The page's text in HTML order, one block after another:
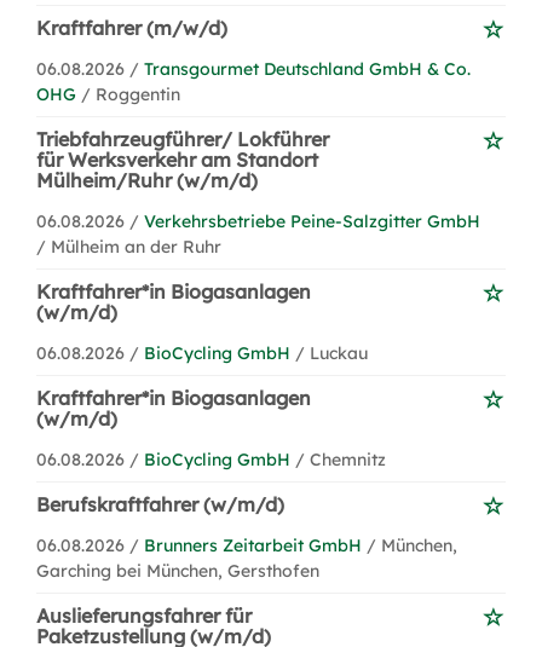
Kraftfahrer (m/w/d)
06.08.2026 / Transgourmet Deutschland GmbH & Co.
OHG / Roggentin
Triebfahrzeugführer/ Lokführer
für Werksverkehr am Standort
Mülheim/Ruhr (w/m/d)
06.08.2026 / Verkehrsbetriebe Peine-Salzgitter GmbH
/ Mülheim an der Ruhr
Kraftfahrer*in Biogasanlagen
(w/m/d)
06.08.2026 / BioCycling GmbH / Luckau
Kraftfahrer*in Biogasanlagen
(w/m/d)
06.08.2026 / BioCycling GmbH / Chemnitz
Berufskraftfahrer (w/m/d)
06.08.2026 / Brunners Zeitarbeit GmbH / München,
Garching bei München, Gersthofen
Auslieferungsfahrer für
Paketzustellung (w/m/d)